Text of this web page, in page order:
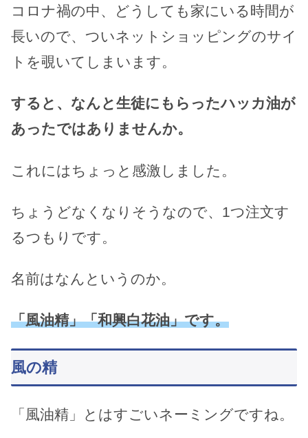
コロナ禍の中、どうしても家にいる時間が
長いので、ついネットショッピングのサイ
トを覗いてしまいます。
すると、なんと生徒にもらったハッカ油が
あったではありませんか。
これにはちょっと感激しました。
ちょうどなくなりそうなので、1つ注文す
るつもりです。
名前はなんというのか。
「風油精」「和興白花油」です。
風の精
「風油精」とはすごいネーミングですね。